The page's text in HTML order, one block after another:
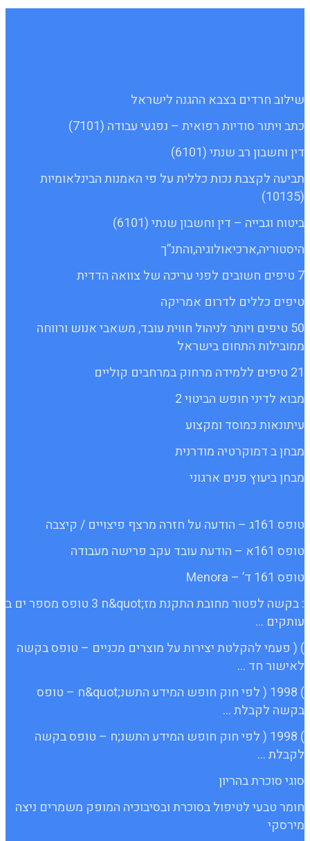
שילוב חרדים בצבא ההגנה לישראל
כתב ויתור סודיות רפואית – נפגעי עבודה (7101)
דין וחשבון רב שנתי (6101)
תביעה לקצבת נכות כללית על פי האמנות הבינלאומיות
(10135)
ביטוח וגבייה – דין וחשבון שנתי (6101)
היסטוריה,ארכיאולוגיה,והתנ”ך
7 טיפים חשובים לפני עריכה של צוואה הדדית
טיפים כללים לדרום אמריקה
50 טיפים ויותר לניהול חווית עובד, משאבי אנוש ורווחה
ממובילות התחום בישראל
21 טיפים ללמידה מרחוק במרחבים קוליים
מבוא לדיני חופש הביטוי 2
עיתונאות כמוסד ומקצוע
מבחן ב דמוקרטיה מודרנית
מבחן ביעוץ פנים ארגוני
טופס 161ג – הודעה על חזרה מרצף פיצויים / קיצבה
טופס 161א – הודעת עובד עקב פרישה מעבודה
טופס 161 ד’ – Menora
: בקשה לפטור מחובת התקנת מז;quot&ח 3 טופס מספר ים ב
עותקים …
) ( פעמי להקלטת יצירות על מוצרים מכניים – טופס בקשה
לאישור חד …
) 1998 ( לפי חוק חופש המידע התשנ;quot&ח – טופס
בקשה לקבלת …
) 1998 ( לפי חוק חופש המידע התשנ;ח – טופס בקשה
לקבלת …
סוגי סוכרת בהריון
חומר טבעי לטיפול בסוכרת ובסיבוכיה המופק משמרים ניצה
מירסקי